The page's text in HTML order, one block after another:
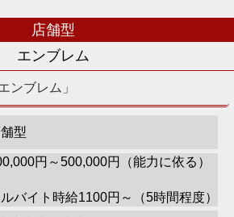
店舗型
エンブレム
ンブレム」
型
円～500,000円（能力に依る）
バイト時給1100円～（5時間程度）